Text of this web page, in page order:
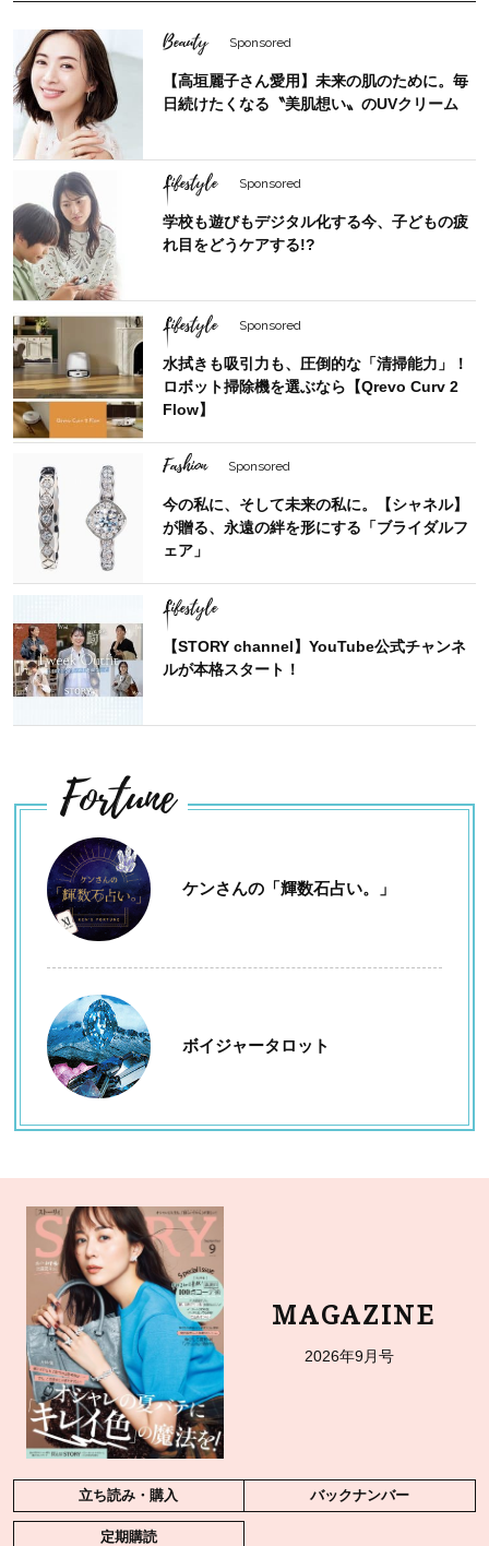
Beauty Sponsored
【高垣麗子さん愛用】未来の肌のために。毎
日続けたくなる〝美肌想い〟のUVクリーム
Lifestyle Sponsored
学校も遊びもデジタル化する今、子どもの疲
れ目をどうケアする!?
Lifestyle Sponsored
水拭きも吸引力も、圧倒的な「清掃能力」！
ロボット掃除機を選ぶなら【Qrevo Curv 2
Flow】
Fashion Sponsored
今の私に、そして未来の私に。【シャネル】
が贈る、永遠の絆を形にする「ブライダルフ
ェア」
Lifestyle
【STORY channel】YouTube公式チャンネ
ルが本格スタート！
Fortune
ケンさんの「輝数石占い。」
ボイジャータロット
MAGAZINE
2026年9月号
立ち読み・購入 バックナンバー
定期購読